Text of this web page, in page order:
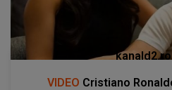
kanald2.ro
VIDEO Cristiano